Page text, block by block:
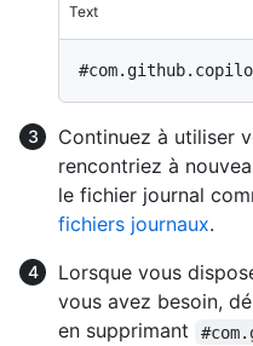
Text
Continuez à utiliser
rencontriez à
le fichier journal
fichiers journaux.
Lorsque vous
vous avez besoin,
en supprimant